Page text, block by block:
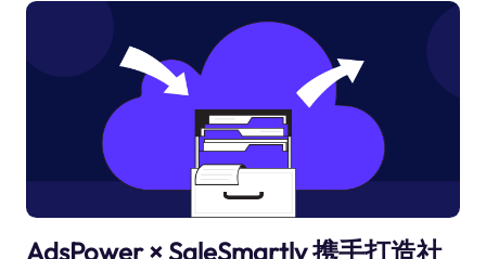
AdsPower × SaleSmartly 携手打造社